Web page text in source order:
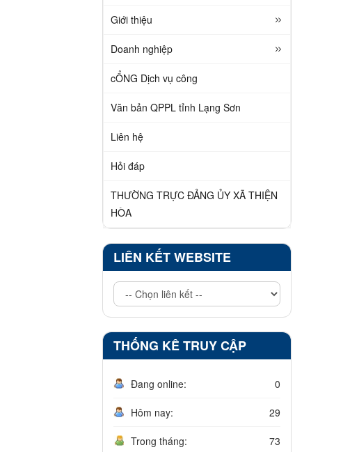
Giới thiệu
Doanh nghiệp
cỔNG Dịch vụ công
Văn bản QPPL tỉnh Lạng Sơn
Liên hệ
Hỏi đáp
THƯỜNG TRỰC ĐẢNG ỦY XÃ THIỆN
HÒA
LIÊN KẾT WEBSITE
THỐNG KÊ TRUY CẬP
Đang online: 0
Hôm nay: 29
Trong tháng: 73